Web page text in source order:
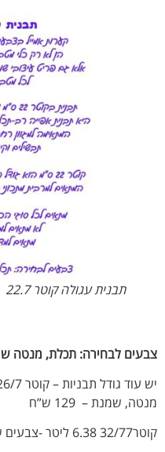
תבנית עגולה קוטר 22.7
לבחירה: תכלת, מנטה שמנת
שמנת – 129 ש”ח
– 149 ש”ח